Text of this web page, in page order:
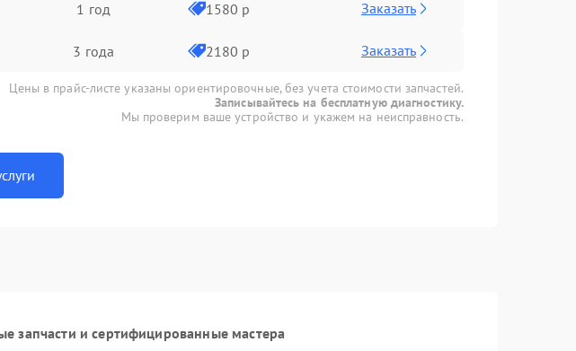
1 год 1580 р Заказать
3 года 2180 р Заказать
Цены в прайс-листе указаны ориентировочные, без учета стоимости запчастей.
Записывайтесь на бесплатную диагностику.
Мы проверим ваше устройство и укажем на неисправность.
запчасти и сертифицированные мастера